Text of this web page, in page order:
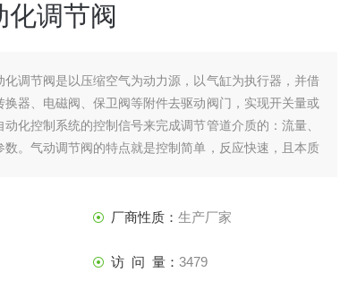
化调节阀
化调节阀是以压缩空气为动力源，以气缸为执行器，并借
换器、电磁阀、保卫阀等附件去驱动阀门，实现开关量或
化控制系统的控制信号来完成调节管道介质的：流量、
。气动调节阀的特点就是控制简单，反应快速，且本质
厂商性质： 生产厂家
访 问 量： 3479